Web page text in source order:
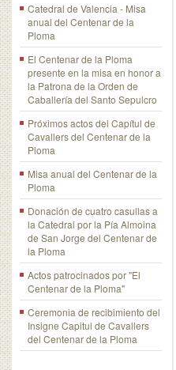
Catedral de Valencia - Misa
anual del Centenar de la
Ploma
El Centenar de la Ploma
presente en la misa en honor a
la Patrona de la Orden de
Caballería del Santo Sepulcro
Próximos actos del Capítul de
Cavallers del Centenar de la
Ploma
Misa anual del Centenar de la
Ploma
Donación de cuatro casullas a
la Catedral por la Pía Almoina
de San Jorge del Centenar de
la Ploma
Actos patrocinados por "El
Centenar de la Ploma"
Ceremonia de recibimiento del
Insigne Capitul de Cavallers
del Centenar de la Ploma